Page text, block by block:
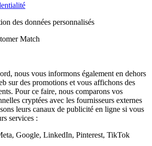
des données personnalisés
Match
nous vous informons également en dehors
sur des promotions et vous affichons des
Pour ce faire, nous comparons vos
cryptées avec les fournisseurs externes
leurs canaux de publicité en ligne si vous
services :
Google, LinkedIn, Pinterest, TikTok